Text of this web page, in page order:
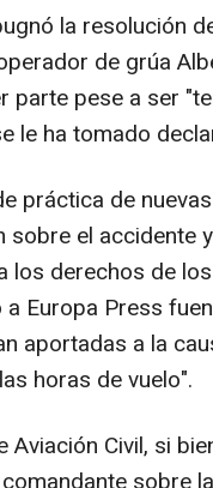
la resolución
de grúa
parte pese a ser
le ha tomado
práctica de
sobre el accidente
los derechos de
a Europa Press
aportadas a la
horas de vuelo".
Aviación Civil, si